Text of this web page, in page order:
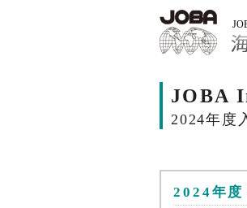
JOBA
2024年度
2024年度